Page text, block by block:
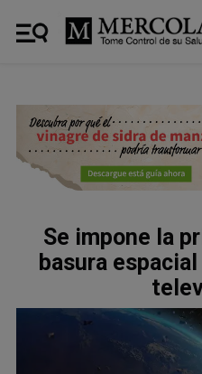
Se impone la
basura